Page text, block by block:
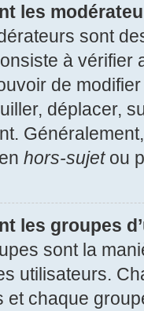
les
sont
à vérifier
de
déplacer,
hors-sujetou
les groupes
sont la
utilisateurs.
et chaque